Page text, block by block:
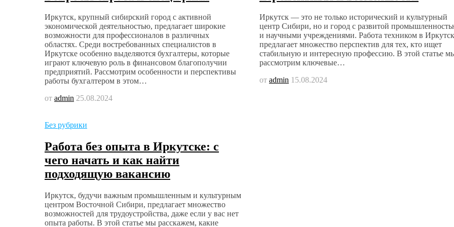
Иркутск, крупный сибирский город с активной
экономической деятельностью, предлагает широкие
возможности для профессионалов в различных
областях. Среди востребованных специалистов в
Иркутске особенно выделяются бухгалтеры, которые
играют ключевую роль в финансовом благополучии
предприятий. Рассмотрим особенности и перспективы
работы бухгалтером в этом…
от admin 25.08.2024
Иркутск — это не только исторический и культурный
центр Сибири, но и город с развитой
и научными учреждениями. Работа техником в
предлагает множество перспектив для тех, кто ищет
стабильную и интересную профессию. В этой статье
рассмотрим ключевые…
от admin 15.08.2024
Без рубрики
Работа без опыта в Иркутске: с
чего начать и как найти
подходящую вакансию
Иркутск, будучи важным промышленным и культурным
центром Восточной Сибири, предлагает множество
возможностей для трудоустройства, даже если у вас нет
опыта работы. В этой статье мы расскажем, какие